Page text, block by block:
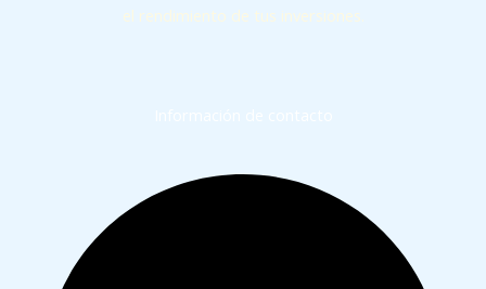
el rendimiento de tus inversiones.